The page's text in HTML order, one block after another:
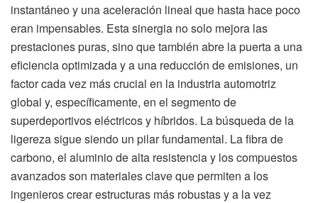
instantáneo y una aceleración lineal que hasta hace poco
eran impensables. Esta sinergia no solo mejora las
prestaciones puras, sino que también abre la puerta a una
eficiencia optimizada y a una reducción de emisiones, un
factor cada vez más crucial en la industria automotriz
global y, específicamente, en el segmento de
superdeportivos eléctricos y híbridos. La búsqueda de la
ligereza sigue siendo un pilar fundamental. La fibra de
carbono, el aluminio de alta resistencia y los compuestos
avanzados son materiales clave que permiten a los
ingenieros crear estructuras más robustas y a la vez